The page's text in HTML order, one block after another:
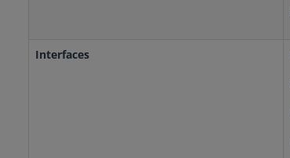
Interfaces